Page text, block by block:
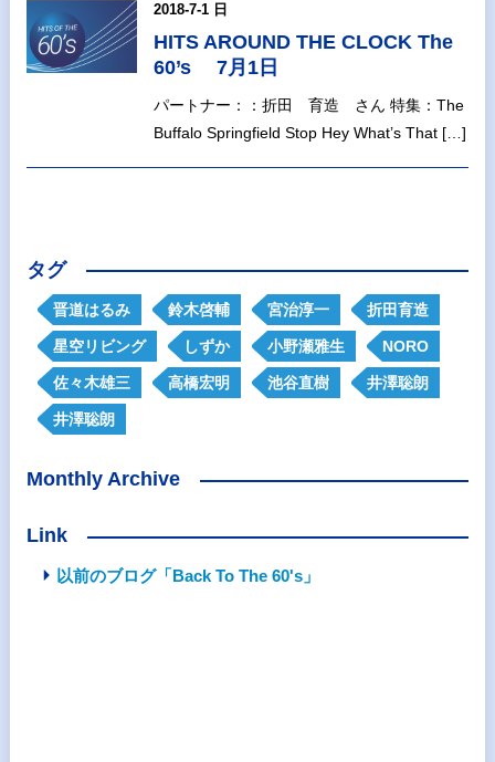
2018-7-1 日
HITS AROUND THE CLOCK The
60’s 7月1日
パートナー：：折田 育造 さん 特集：The
Buffalo Springfield Stop Hey What’s That […]
タグ
晋道はるみ 鈴木啓輔 宮治淳一 折田育造
星空リビング しずか 小野瀬雅生 NORO
佐々木雄三 高橋宏明 池谷直樹 井澤聡朗
井澤聡朗
Monthly Archive
Link
以前のブログ「Back To The 60's」